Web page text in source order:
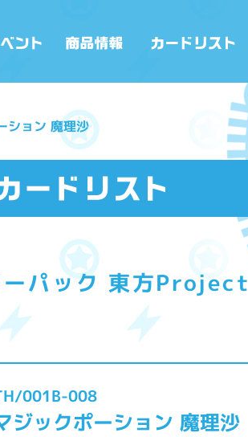
ション 魔理沙
ーパック 東方Project
001B-008
ジックポーション 魔理沙